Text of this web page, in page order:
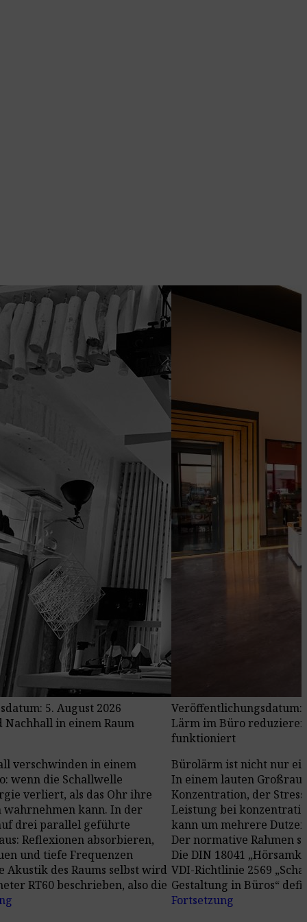
5. August 2026
Nachhall in einem Raum
verschwinden in einem
wenn die Schallwelle
verliert, als das Ohr ihre
kann. In der
drei parallel geführte
Reflexionen absorbieren,
und tiefe Frequenzen
Akustik des Raums selbst wird
RT60 beschrieben, also die
Veröffentlichungsdatum:
Lärm im Büro
funktioniert
Bürolärm ist nicht nur
In einem lauten
Konzentration, der
Leistung bei
kann um mehrere
Der normative Rahmen
Die DIN 18041
VDI-Richtlinie 2569
Gestaltung in Büros“
Fortsetzung